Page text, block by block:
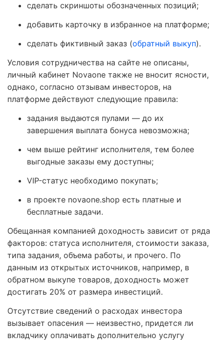
сделать скриншоты обозначенных позиций;
добавить карточку в избранное на платформе;
сделать фиктивный заказ (обратный выкуп).
Условия сотрудничества на сайте не описаны,
личный кабинет Novaone также не вносит ясности,
однако, согласно отзывам инвесторов, на
платформе действуют следующие правила:
задания выдаются пулами — до их
завершения выплата бонуса невозможна;
чем выше рейтинг исполнителя, тем более
выгодные заказы ему доступны;
VIP-статус необходимо покупать;
в проекте novaone.shop есть платные и
бесплатные задачи.
Обещанная компанией доходность зависит от ряда
факторов: статуса исполнителя, стоимости заказа,
типа задания, объема работы, и прочего. По
данным из открытых источников, например, в
обратном выкупе товаров, доходность может
достигать 20% от размера инвестиций.
Отсутствие сведений о расходах инвестора
вызывает опасения — неизвестно, придется ли
вкладчику оплачивать дополнительно услугу